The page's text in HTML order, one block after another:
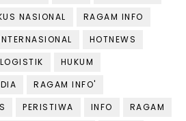
NASIONAL
RAGAM INFO
HOTNEWS
LOGISTIK
HUKUM
RAGAM INFO'
PERISTIWA INFO
RAGAM